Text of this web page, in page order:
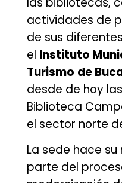
actividades de
de sus
el Instituto
Turismo de
desde de hoy
Biblioteca
el sector norte
La sede hace
parte del